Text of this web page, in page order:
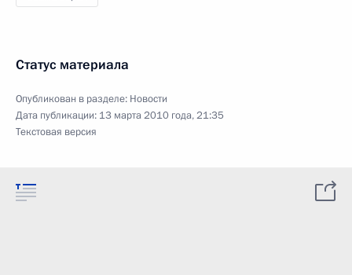
Статус материала
Опубликован в разделе: Новости
Дата публикации: 13 марта 2010 года, 21:35
Текстовая версия